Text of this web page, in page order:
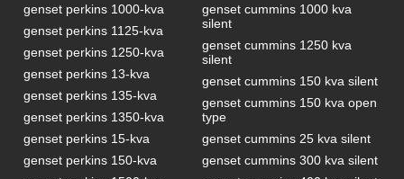
genset perkins 1000-kva
genset perkins 1125-kva
genset perkins 1250-kva
genset perkins 13-kva
genset perkins 135-kva
genset perkins 1350-kva
genset perkins 15-kva
genset perkins 150-kva
genset cummins 1000 kva
silent
genset cummins 1250 kva
silent
genset cummins 150 kva silent
genset cummins 150 kva open
type
genset cummins 25 kva silent
genset cummins 300 kva silent